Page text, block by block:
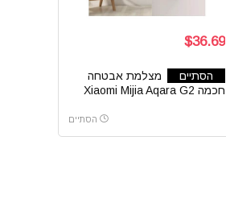
$36.69
הסתיים
מצלמת אבטחה
חכמה Xiaomi Mijia Aqara G2
הסתיים